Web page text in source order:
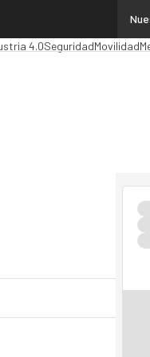
Administración Pública
4.0SeguridadMovilidad